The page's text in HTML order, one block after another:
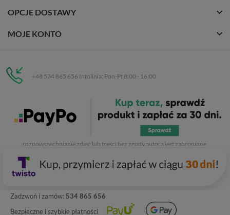
Zadzwoń i zamów: 534 865 656
Bezpieczne i szybkie płatności
OPCJE DOSTAWY
MOJE KONTO
+48 534 865 656 Infolinia: Pon-Pt 8:00 - 16:00
C.H. Respan, Rejtana 53a/250
35-326 Rzeszów
. Kopiowanie, przetwarzanie,
rozpowszechnianie zdjęć lub treści bez zgody autora jest zabronione.